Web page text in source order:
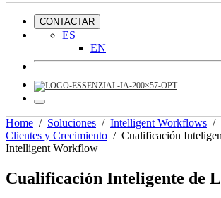
CONTACTAR
ES
EN
Home / Soluciones / Intelligent Workflows /
Clientes y Crecimiento / Cualificación
Intelligent Workflow
Cualificación Inteligente de